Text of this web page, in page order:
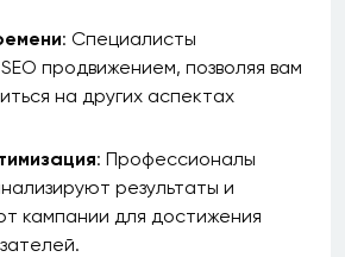
: Специалисты
продвижением, позволяя вам
на других аспектах
: Профессионалы
результаты и
кампании для достижения